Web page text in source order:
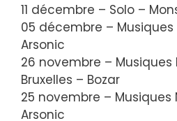
11 décembre – Solo –
05 décembre –
Arsonic
26 novembre – Musiques
Bruxelles – Bozar
25 novembre – Musiques
Arsonic